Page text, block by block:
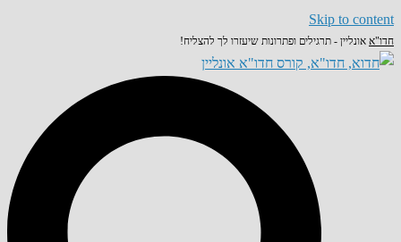
Skip to content
חדו"א אונליין - תרגילים ופתרונות שיעזרו לך להצליח!